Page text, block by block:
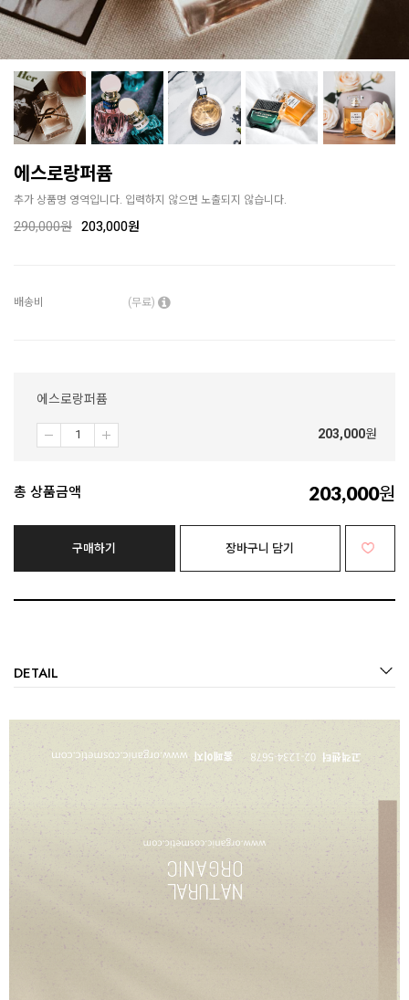
에스로랑퍼퓸
추가 상품명 영역입니다. 입력하지 않으면 노출되지 않습니다.
290,000원 203,000원
배송비 (무료)
에스로랑퍼퓸
203,000원
총 상품금액 203,000원
구매하기 장바구니 담기
DETAIL